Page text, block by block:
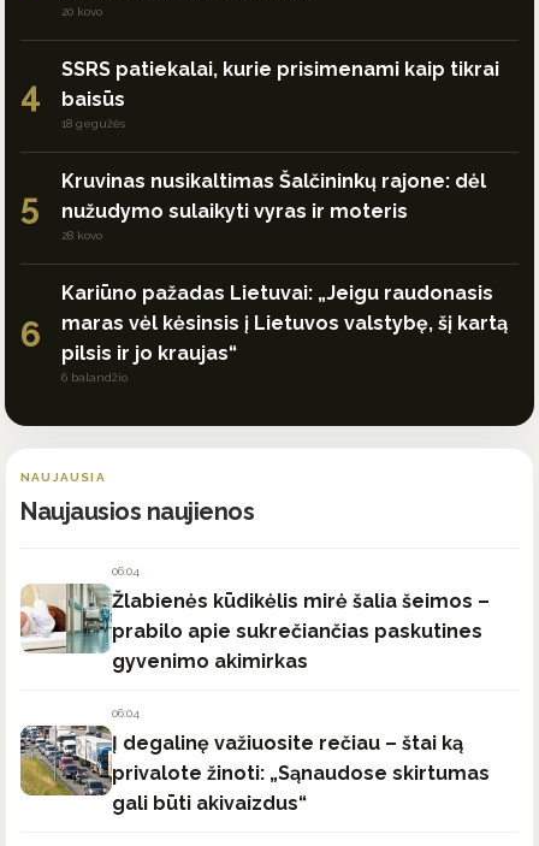
20 kovo
4
SSRS patiekalai, kurie prisimenami kaip tikrai
baisūs
18 gegužės
5
Kruvinas nusikaltimas Šalčininkų rajone: dėl
nužudymo sulaikyti vyras ir moteris
28 kovo
6
Kariūno pažadas Lietuvai: „Jeigu raudonasis
maras vėl kėsinsis į Lietuvos valstybę, šį kartą
pilsis ir jo kraujas“
6 balandžio
NAUJAUSIA
Naujausios naujienos
06:04
Žlabienės kūdikėlis mirė šalia šeimos –
prabilo apie sukrečiančias paskutines
gyvenimo akimirkas
06:04
Į degalinę važiuosite rečiau – štai ką
privalote žinoti: „Sąnaudose skirtumas
gali būti akivaizdus“